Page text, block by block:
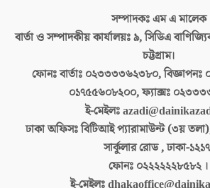
সম্পাদকঃএম এ মালেক
বার্তা ও সম্পাদকীয় কার্যালয়ঃ৯, সিডিএ
চট্টগ্রাম।
ফোনঃ বার্তাঃ ০২৩৩৩৩৬২৩৮০,
০১৭৫৫৬০৮২০০, ফ্যাক্সঃ
ই-মেইলঃ
ঢাকা অফিসঃবিটিআই প্যারামাউন্ট (৩য় তলা),
সার্কুলার রোড , ঢাকা-
ফোনঃ ০২২২২২২৮৫৮২ ।
ই-মেইলঃ